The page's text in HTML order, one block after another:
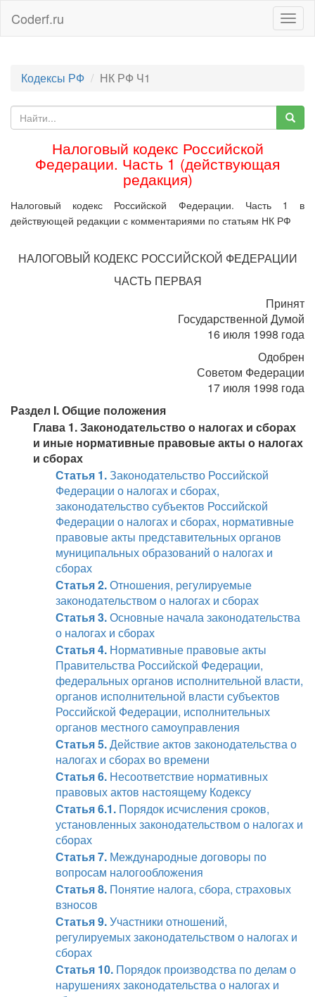
Coderf.ru
Кодексы РФ НК РФ Ч1
Налоговый кодекс Российской
Федерации. Часть 1 (действующая
редакция)
Налоговый кодекс Российской Федерации. Часть 1 в
действующей редакции с комментариями по статьям НК РФ
НАЛОГОВЫЙ КОДЕКС РОССИЙСКОЙ ФЕДЕРАЦИИ
ЧАСТЬ ПЕРВАЯ
Принят
Государственной Думой
16 июля 1998 года
Одобрен
Советом Федерации
17 июля 1998 года
Раздел I. Общие положения
Глава 1. Законодательство о налогах и сборах
и иные нормативные правовые акты о налогах
и сборах
Статья 1.Законодательство Российской
Федерации о налогах и сборах,
законодательство субъектов Российской
Федерации о налогах и сборах, нормативные
правовые акты представительных органов
муниципальных образований о налогах и
сборах
Статья 2.Отношения, регулируемые
законодательством о налогах и сборах
Статья 3.Основные начала законодательства
о налогах и сборах
Статья 4. Нормативные правовые акты
Правительства Российской Федерации,
федеральных органов исполнительной власти,
органов исполнительной власти субъектов
Российской Федерации, исполнительных
органов местного самоуправления
Статья 5.Действие актов законодательства о
налогах и сборах во времени
Статья 6. Несоответствие нормативных
правовых актов настоящему Кодексу
Статья 6.1. Порядок исчисления сроков,
установленных законодательством о налогах и
сборах
Статья 7. Международные договоры по
вопросам налогообложения
Статья 8. Понятие налога, сбора, страховых
взносов
Статья 9.Участники отношений,
регулируемых законодательством о налогах и
сборах
Статья 10. Порядок производства по делам о
нарушениях законодательства о налогах и